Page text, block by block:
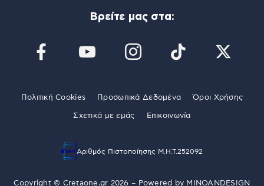
Βρείτε μας στα:
Πολιτική Cookies Προσωπικά Δεδομένα Όροι Χρήσης
Σχετικά με εμάς Επικοινωνία
Αριθμός Πιστοποίησης Μ.Η.Τ.252092
Copyright © Cretaone.gr 2026 – Powered by MINOANDESIGN